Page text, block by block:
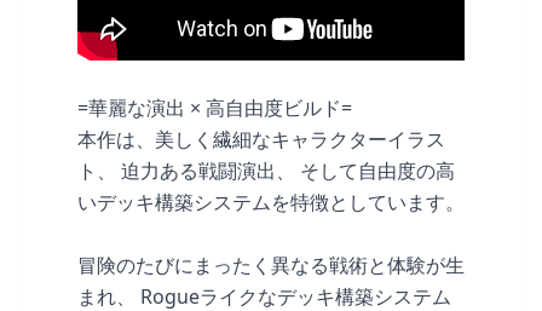
=華麗な演出 × 高自由度ビルド=
本作は、美しく繊細なキャラクターイラス
ト、 迫力ある戦闘演出、 そして自由度の高
いデッキ構築システムを特徴としています。
冒険のたびにまったく異なる戦術と体験が生
まれ、 Rogueライクなデッキ構築システム